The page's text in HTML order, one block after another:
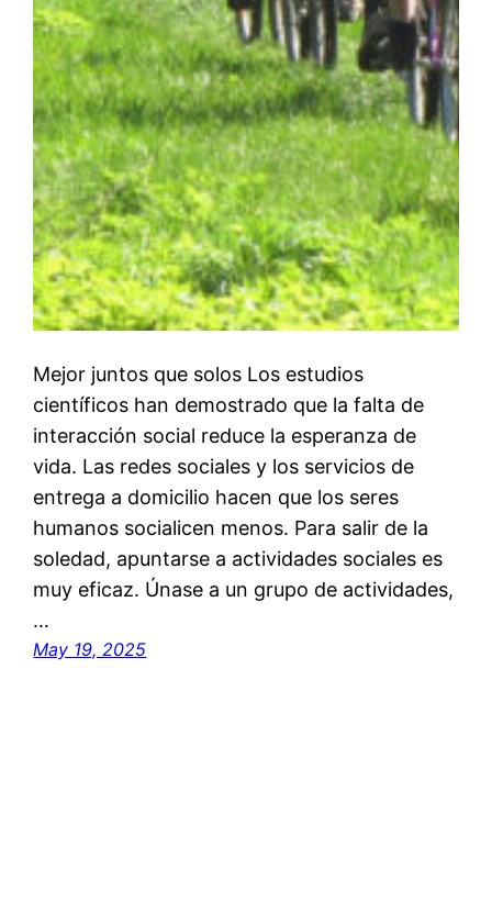
Mejor juntos que solos Los estudios
científicos han demostrado que la falta de
interacción social reduce la esperanza de
vida. Las redes sociales y los servicios de
entrega a domicilio hacen que los seres
humanos socialicen menos. Para salir de la
soledad, apuntarse a actividades sociales es
muy eficaz. Únase a un grupo de actividades,
…
May 19, 2025